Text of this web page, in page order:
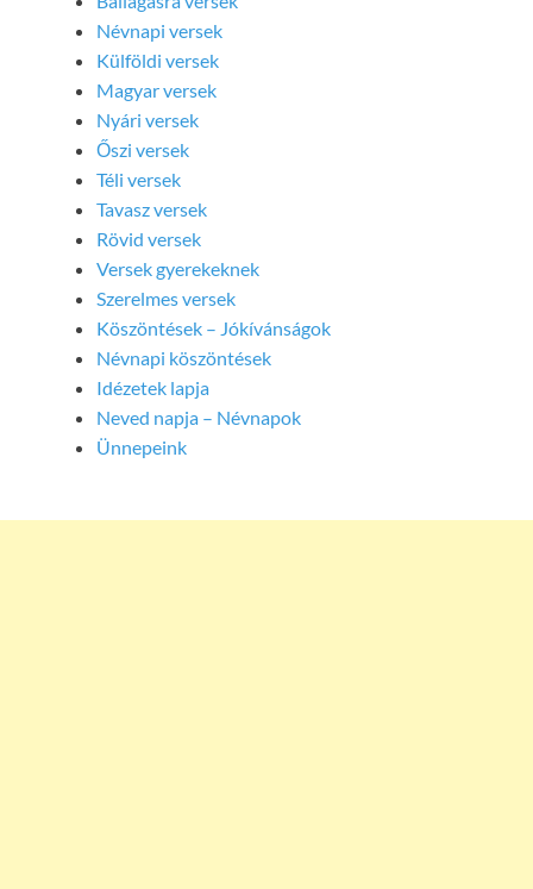
Névnapi versek
Külföldi versek
Magyar versek
Nyári versek
Őszi versek
Téli versek
Tavasz versek
Rövid versek
Versek gyerekeknek
Szerelmes versek
Köszöntések – Jókívánságok
Névnapi köszöntések
Idézetek lapja
Neved napja – Névnapok
Ünnepeink